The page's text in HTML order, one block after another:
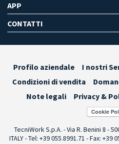
APP
CONTATTI
Profilo aziendale I nostri
Condizioni di vendita
Note legali
Privacy &
TecniWork S.p.A. - Via R. Benini 8 -
ITALY - Tel: +39 055.8991.71 - Fax: +39